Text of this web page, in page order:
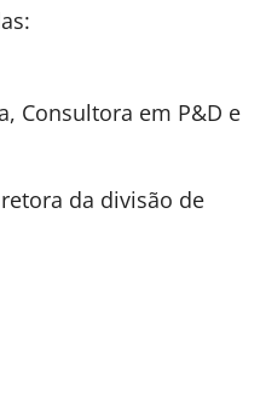
Consultora em P&D e
da divisão de